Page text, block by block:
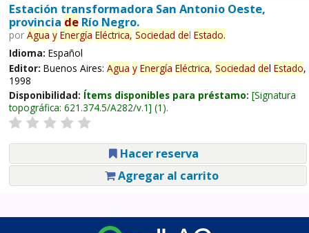
Estación transformadora San Antonio Oeste,
provincia deRío Negro.
por Agua y Energía Eléctrica, Sociedad del Estado.
Idioma: Español
Editor: Buenos Aires: Agua y Energía Eléctrica, Sociedad del Estado,
1998
Disponibilidad: Ítems disponibles para préstamo: Signatura
topográfica: 621.374.5/A282/v.1 (1).
Hacer reserva
Agregar al carrito